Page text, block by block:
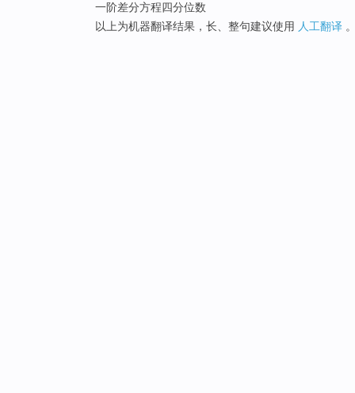
一阶差分方程四分位数
以上为机器翻译结果，长、整句建议使用 人工翻译